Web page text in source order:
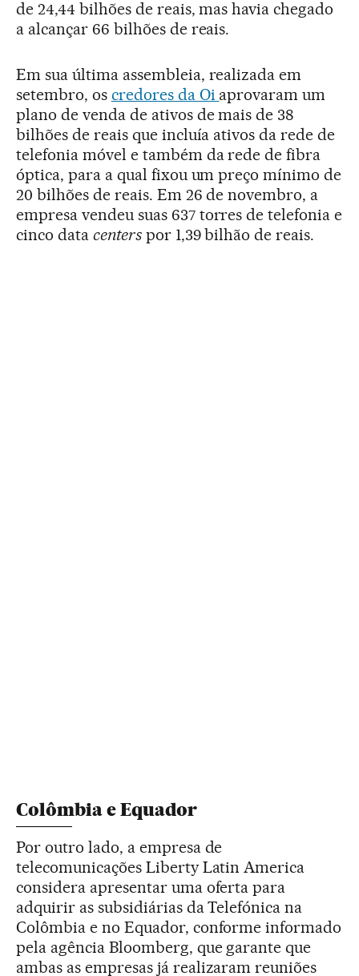
de 24,44 bilhões de reais, mas havia chegado
a alcançar 66 bilhões de reais.
Em sua última assembleia, realizada em
setembro, os credores da Oi aprovaram um
plano de venda de ativos de mais de 38
bilhões de reais que incluía ativos da rede de
telefonia móvel e também da rede de fibra
óptica, para a qual fixou um preço mínimo de
20 bilhões de reais. Em 26 de novembro, a
empresa vendeu suas 637 torres de telefonia e
cinco data centerspor 1,39 bilhão de reais.
Colômbia e Equador
Por outro lado, a empresa de
telecomunicações Liberty Latin America
considera apresentar uma oferta para
adquirir as subsidiárias da Telefónica na
Colômbia e no Equador, conforme informado
pela agência Bloomberg, que garante que
ambas as empresas já realizaram reuniões